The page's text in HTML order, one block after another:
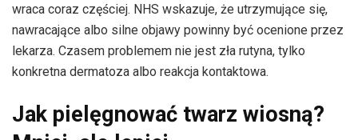
wraca coraz częściej. NHS wskazuje, że utrzymujące się,
nawracające albo silne objawy powinny być ocenione przez
lekarza. Czasem problemem nie jest zła rutyna, tylko
konkretna dermatoza albo reakcja kontaktowa.
Jak pielęgnować twarz wiosną?